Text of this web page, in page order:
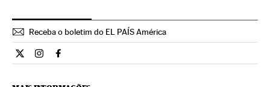
Receba o boletim do EL PAÍS América
Opiniao El País Brasil en Twitter
Opiniao El País Brasil en Instagram
Opiniao El País Brasil en Facebook